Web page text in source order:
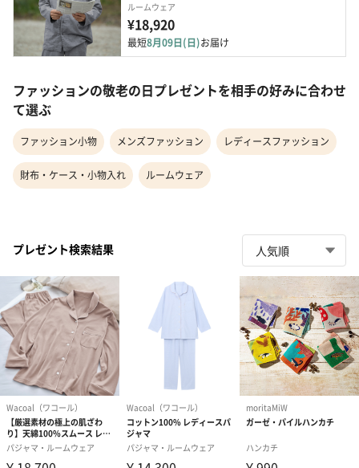
ルームウェア
¥18,920
最短8月09日(日)お届け
ファッションの敬老の日プレゼントを相手の好みに合わせ
て選ぶ
ファッション小物 メンズファッション レディースファッション
財布・ケース・小物入れ ルームウェア
プレゼント検索結果